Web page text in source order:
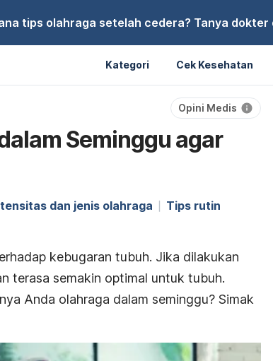
tips olahraga setelah cedera? Tanya dokter
Kategori Cek Kesehatan
Opini Medis
Seminggu agar
dan jenis olahraga
Tips rutin
kebugaran tubuh. Jika dilakukan
terasa semakin optimal untuk tubuh.
Anda olahraga dalam seminggu? Simak